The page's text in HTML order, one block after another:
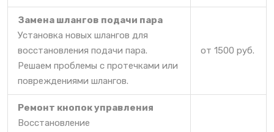
Замена шлангов подачи пара
Установка новых шлангов для
восстановления подачи пара.
Решаем проблемы с протечками или
повреждениями шлангов.
от 1500 руб.
Ремонт кнопок управления
Восстановление